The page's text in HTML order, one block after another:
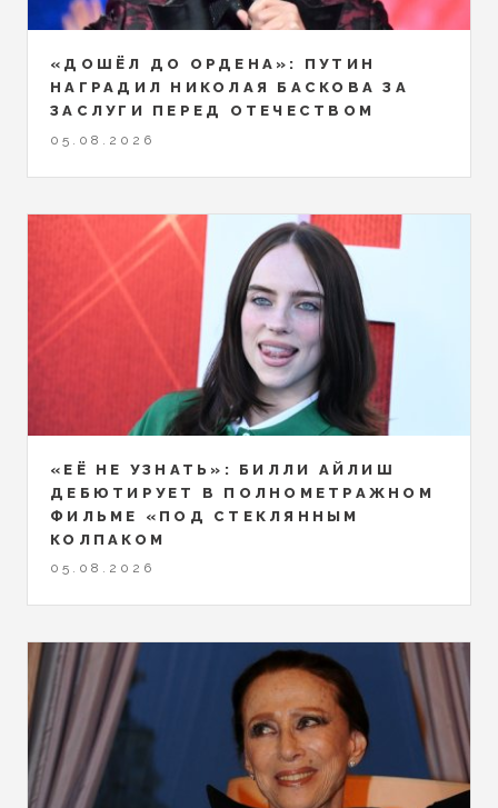
«ДОШЁЛ ДО ОРДЕНА»: ПУТИН
НАГРАДИЛ НИКОЛАЯ БАСКОВА ЗА
ЗАСЛУГИ ПЕРЕД ОТЕЧЕСТВОМ
05.08.2026
«ЕЁ НЕ УЗНАТЬ»: БИЛЛИ АЙЛИШ
ДЕБЮТИРУЕТ В ПОЛНОМЕТРАЖНОМ
ФИЛЬМЕ «ПОД СТЕКЛЯННЫМ
КОЛПАКОМ
05.08.2026